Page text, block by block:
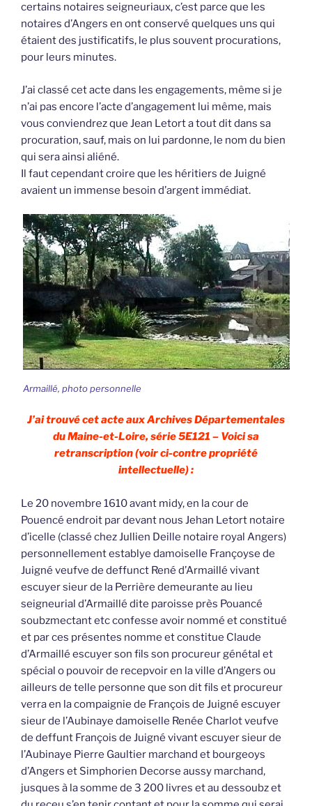
certains notaires seigneuriaux, c’est parce que les
notaires d’Angers en ont conservé quelques uns qui
étaient des justificatifs, le plus souvent procurations,
pour leurs minutes.
J’ai classé cet acte dans les engagements, même si je
n’ai pas encore l’acte d’angagement lui même, mais
vous conviendrez que Jean Letort a tout dit dans sa
procuration, sauf, mais on lui pardonne, le nom du bien
qui sera ainsi aliéné.
Il faut cependant croire que les héritiers de Juigné
avaient un immense besoin d’argent immédiat.
Armaillé, photo personnelle
J’ai trouvé cet acte aux Archives Départementales
du Maine-et-Loire, série 5E121 – Voici sa
retranscription (voir ci-contre propriété
intellectuelle) :
Le 20 novembre 1610 avant midy, en la cour de
Pouencé endroit par devant nous Jehan Letort notaire
d’icelle (classé chez Jullien Deille notaire royal Angers)
personnellement establye damoiselle Françoyse de
Juigné veufve de deffunct René d’Armaillé vivant
escuyer sieur de la Perrière demeurante au lieu
seigneurial d’Armaillé dite paroisse près Pouancé
soubzmectant etc confesse avoir nommé et constitué
et par ces présentes nomme et constitue Claude
d’Armaillé escuyer son fils son procureur génétal et
spécial o pouvoir de recepvoir en la ville d’Angers ou
ailleurs de telle personne que son dit fils et procureur
verra en la compaignie de François de Juigné escuyer
sieur de l’Aubinaye damoiselle Renée Charlot veufve
de deffunt François de Juigné vivant escuyer sieur de
l’Aubinaye Pierre Gaultier marchand et bourgeoys
d’Angers et Simphorien Decorse aussy marchand,
jusques à la somme de 3 200 livres et au dessoubz et